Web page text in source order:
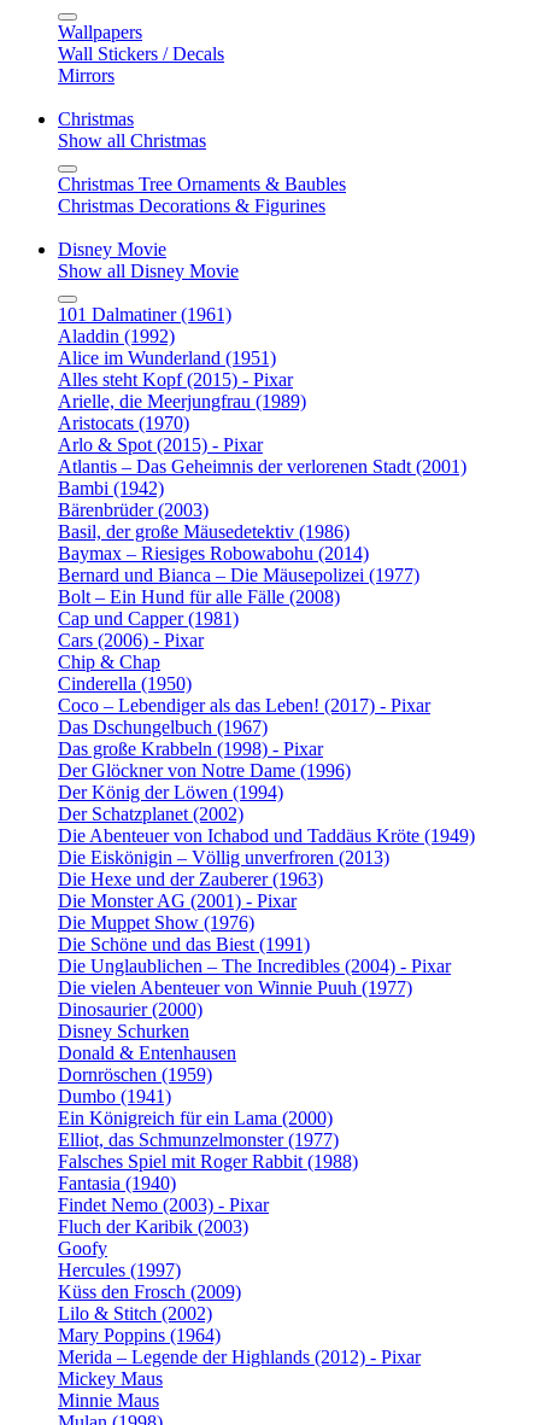
Wallpapers
Wall Stickers / Decals
Mirrors
Christmas
Show all Christmas
Christmas Tree Ornaments & Baubles
Christmas Decorations & Figurines
Disney Movie
Show all Disney Movie
101 Dalmatiner (1961)
Aladdin (1992)
Alice im Wunderland (1951)
Alles steht Kopf (2015) - Pixar
Arielle, die Meerjungfrau (1989)
Aristocats (1970)
Arlo & Spot (2015) - Pixar
Atlantis – Das Geheimnis der verlorenen Stadt (2001)
Bambi (1942)
Bärenbrüder (2003)
Basil, der große Mäusedetektiv (1986)
Baymax – Riesiges Robowabohu (2014)
Bernard und Bianca – Die Mäusepolizei (1977)
Bolt – Ein Hund für alle Fälle (2008)
Cap und Capper (1981)
Cars (2006) - Pixar
Chip & Chap
Cinderella (1950)
Coco – Lebendiger als das Leben! (2017) - Pixar
Das Dschungelbuch (1967)
Das große Krabbeln (1998) - Pixar
Der Glöckner von Notre Dame (1996)
Der König der Löwen (1994)
Der Schatzplanet (2002)
Die Abenteuer von Ichabod und Taddäus Kröte (1949)
Die Eiskönigin – Völlig unverfroren (2013)
Die Hexe und der Zauberer (1963)
Die Monster AG (2001) - Pixar
Die Muppet Show (1976)
Die Schöne und das Biest (1991)
Die Unglaublichen – The Incredibles (2004) - Pixar
Die vielen Abenteuer von Winnie Puuh (1977)
Dinosaurier (2000)
Disney Schurken
Donald & Entenhausen
Dornröschen (1959)
Dumbo (1941)
Ein Königreich für ein Lama (2000)
Elliot, das Schmunzelmonster (1977)
Falsches Spiel mit Roger Rabbit (1988)
Fantasia (1940)
Findet Nemo (2003) - Pixar
Fluch der Karibik (2003)
Goofy
Hercules (1997)
Küss den Frosch (2009)
Lilo & Stitch (2002)
Mary Poppins (1964)
Merida – Legende der Highlands (2012) - Pixar
Mickey Maus
Minnie Maus